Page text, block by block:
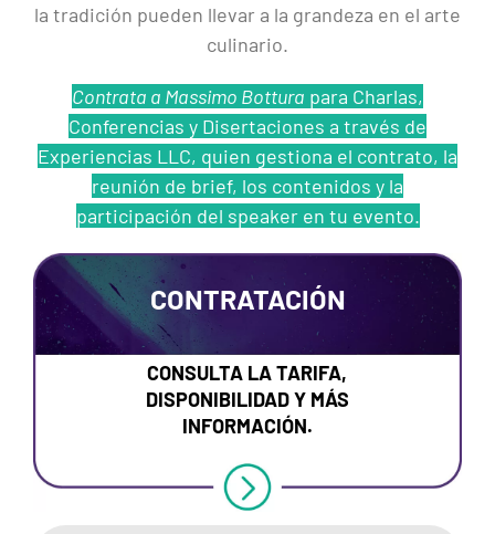
la tradición pueden llevar a la grandeza en el arte
culinario.
Contrata a Massimo Bottura para Charlas,
Conferencias y Disertaciones a través de
Experiencias LLC, quien gestiona el contrato, la
reunión de brief, los contenidos y la
participación del speaker en tu evento.
CONTRATACIÓN
CONSULTA LA TARIFA,
DISPONIBILIDAD Y MÁS
INFORMACIÓN.